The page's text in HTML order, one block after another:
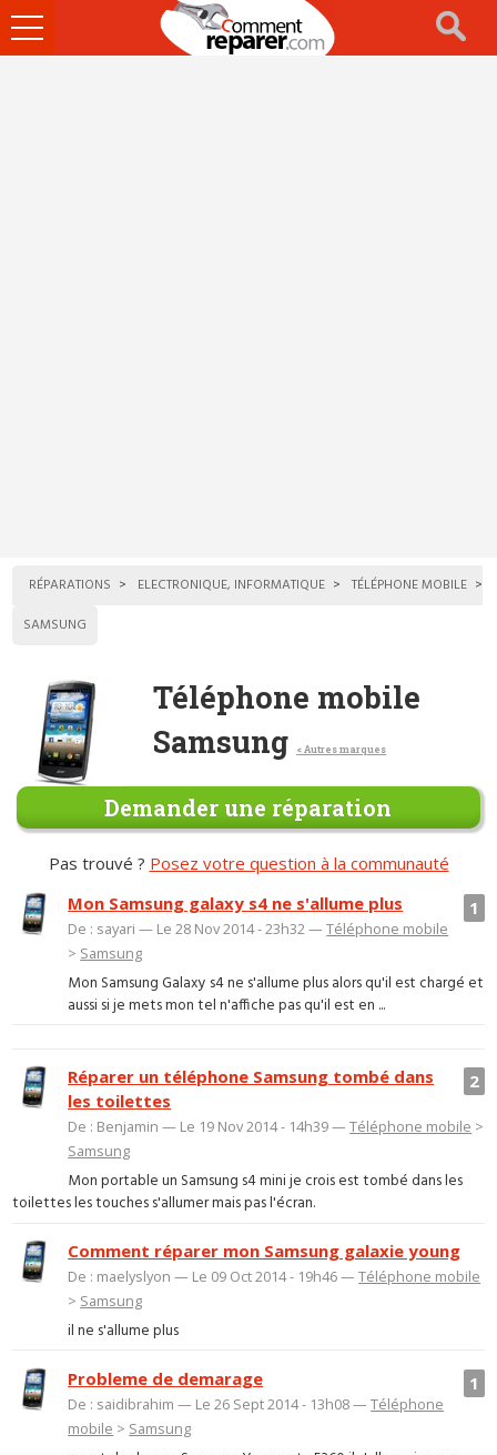
Ouvrir
le
RÉPARATIONS ELECTRONIQUE, INFORMATIQUE
TÉLÉPHONE MOBILE
SAMSUNG
Téléphone mobile
Samsung
< Autres marques
Demander une réparation
Pas trouvé ? Posez votre question à la communauté
1
Mon Samsung galaxy s4 ne s'allume plus
De : sayari — Le 28 Nov 2014 - 23h32 —Téléphone mobile
> Samsung
Mon Samsung Galaxy s4 ne s'allume plus alors qu'il est chargé et
aussi si je mets mon tel n'affiche pas qu'il est en ...
2
Réparer un téléphone Samsung tombé dans
les toilettes
De : Benjamin — Le 19 Nov 2014 - 14h39 —Téléphone mobile >
Samsung
Mon portable un Samsung s4 mini je crois est tombé dans les
toilettes les touches s'allumer mais pas l'écran.
Comment réparer mon Samsung galaxie young
De : maelyslyon — Le 09 Oct 2014 - 19h46 —Téléphone mobile
> Samsung
il ne s'allume plus
1
Probleme de demarage
De : saidibrahim — Le 26 Sept 2014 - 13h08 —Téléphone
mobile > Samsung